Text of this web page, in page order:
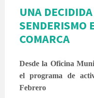
UNA
SENDERISMO
COMARCA
Desde la Oficina
el programa de
Febrero